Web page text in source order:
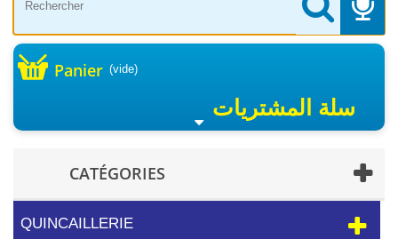
Panier (vide)
سلة المشتريات
CATÉGORIES
QUINCAILLERIE